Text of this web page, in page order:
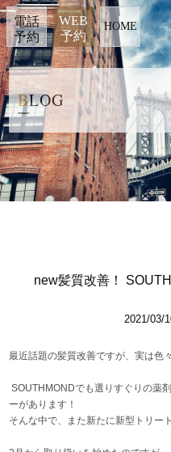
BLOG
new髪質改善！
2021/03/
最近話題の髪質改善ですが、実は色
SOUTHMONDでも選りすぐりの薬
ーがあります！
そんな中で、また新たに新型トリー
電話
予約
HOME
WEB
予約